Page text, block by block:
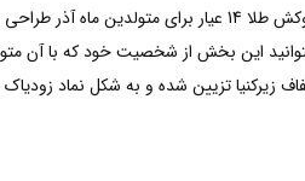
بگذارید ستاره های ماه تولدتان راه زندگی را به شما
این بخش از شخصیت خود که با آن
تزیین شده و به شکل نماد